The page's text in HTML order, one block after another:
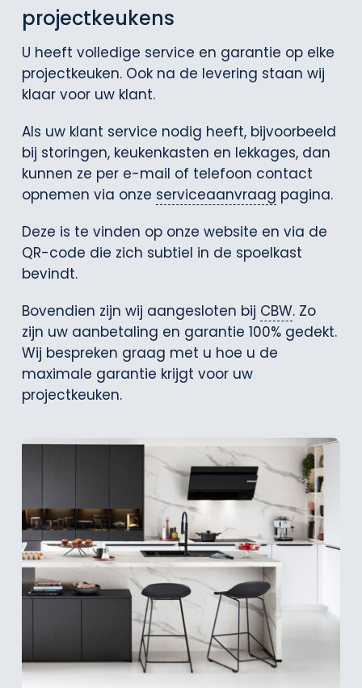
projectkeukens
U heeft volledige service en garantie op elke
projectkeuken. Ook na de levering staan wij
klaar voor uw klant.
Als uw klant service nodig heeft, bijvoorbeeld
bij storingen, keukenkasten en lekkages, dan
kunnen ze per e-mail of telefoon contact
opnemen via onze serviceaanvraag pagina.
Deze is te vinden op onze website en via de
QR-code die zich subtiel in de spoelkast
bevindt.
Bovendien zijn wij aangesloten bij CBW. Zo
zijn uw aanbetaling en garantie 100% gedekt.
Wij bespreken graag met u hoe u de
maximale garantie krijgt voor uw
projectkeuken.